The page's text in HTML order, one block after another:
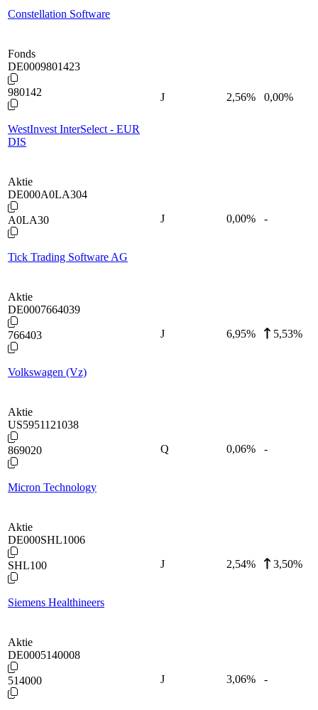
Constellation Software
Fonds
DE0009801423
980142
WestInvest InterSelect - EUR
DIS
J 2,56% 0,00%
Aktie
DE000A0LA304
A0LA30
Tick Trading Software AG
J 0,00% -
Aktie
DE0007664039
766403
Volkswagen (Vz)
J 6,95% 5,53%
Aktie
US5951121038
869020
Micron Technology
Q 0,06% -
Aktie
DE000SHL1006
SHL100
Siemens Healthineers
J 2,54% 3,50%
Aktie
DE0005140008
514000 J 3,06% -